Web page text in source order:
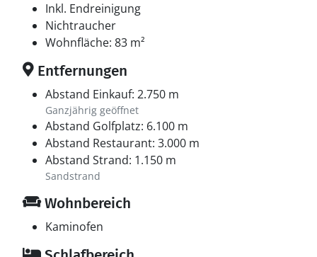
Inkl. Endreinigung
Nichtraucher
Wohnfläche: 83 m²
Entfernungen
Abstand Einkauf: 2.750 m
Ganzjährig geöffnet
Abstand Golfplatz: 6.100 m
Abstand Restaurant: 3.000 m
Abstand Strand: 1.150 m
Sandstrand
Wohnbereich
Kaminofen